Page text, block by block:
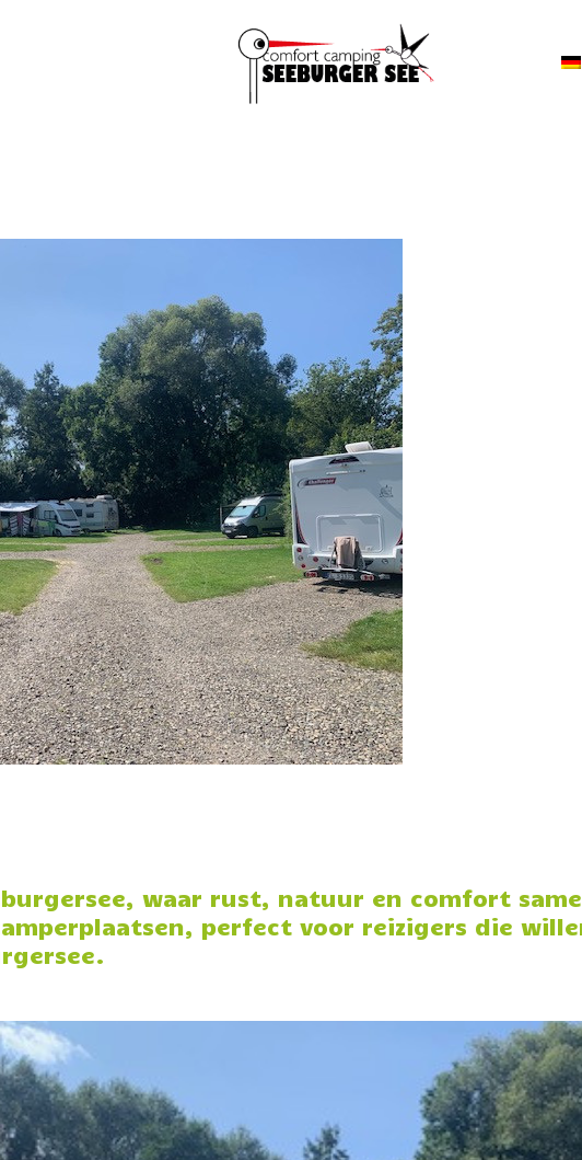
ACCOMMODATIE
RESERVEER EEN
FACILITEITEN
OMGEVING
waar rust, natuur en comfort
perfect voor reizigers die